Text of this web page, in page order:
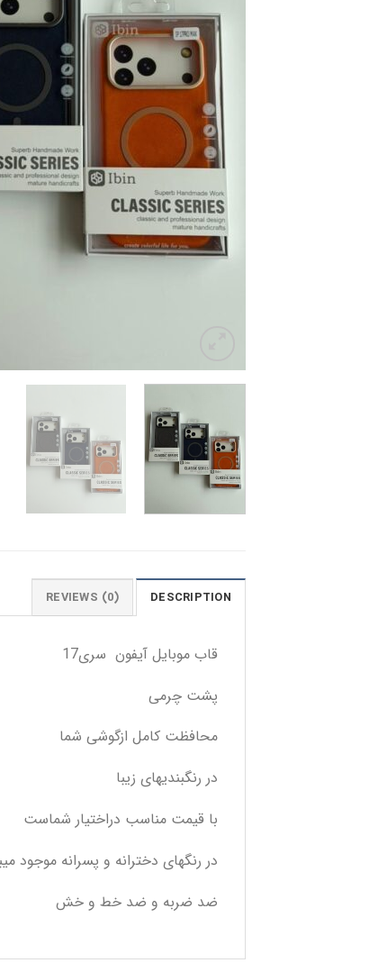
DESCRIPTION
REVIEWS (0)
قاب موبایل آیفون سری17
پشت چرمی
محافظت کامل ازگوشی شما
در رنگبندیهای زیبا
با قیمت مناسب دراختیار شماست
در رنگهای دخترانه و پسرانه موجود
ضد ضربه و ضد خط و خش